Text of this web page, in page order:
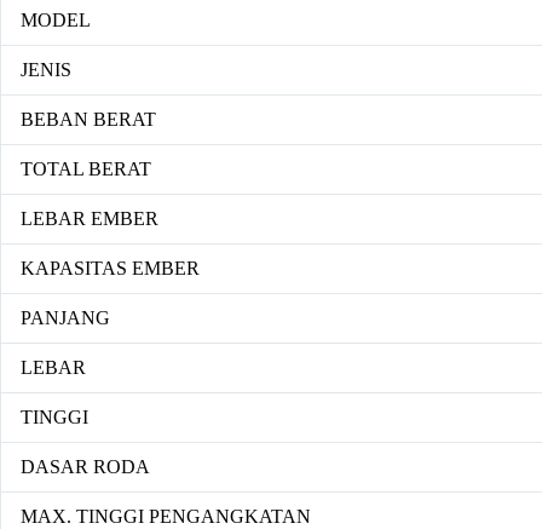
MODEL
JENIS
BEBAN BERAT
TOTAL BERAT
LEBAR EMBER
KAPASITAS EMBER
PANJANG
LEBAR
TINGGI
DASAR RODA
MAX. TINGGI PENGANGKATAN